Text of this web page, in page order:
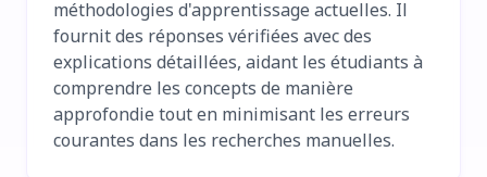
méthodologies d'apprentissage actuelles. Il
fournit des réponses vérifiées avec des
explications détaillées, aidant les étudiants à
comprendre les concepts de manière
approfondie tout en minimisant les erreurs
courantes dans les recherches manuelles.